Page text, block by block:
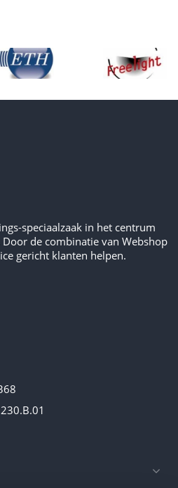
speciaalzaak in het centrum
de combinatie van Webshop
gericht klanten helpen.